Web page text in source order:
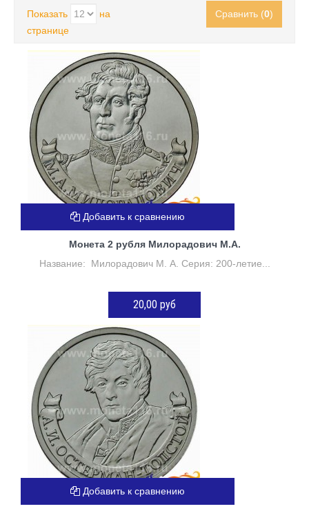
Показать
на
странице
Сравнить (0)
Монета 2 рубля Милорадович М.А.
Название: Милорадович М. А. Серия: 200-летие...
20,00 руб
ДОБАВИТЬ В КОРЗИНУ
Добавить к сравнению
Добавить к сравнению